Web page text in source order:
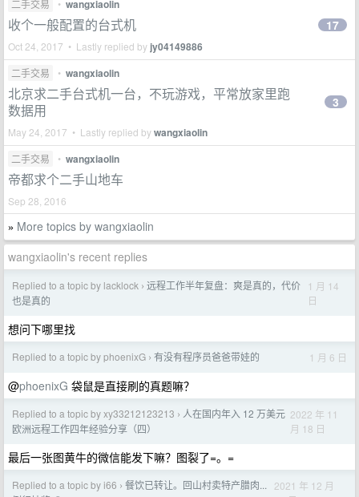
二手交易 • wangxiaolin
收个一般配置的台式机
Oct 24, 2017 • Lastly replied by jy04149886
17
二手交易 • wangxiaolin
北京求二手台式机一台，不玩游戏，平常放家里跑
数据用
May 24, 2017 • Lastly replied bywangxiaolin
3
二手交易 • wangxiaolin
帝都求个二手山地车
Sep 28, 2016
» More topics by wangxiaolin
wangxiaolin's recent replies
Replied to a topic by lacklock › 远程工作半年复盘：爽是真的，代价
也是真的
1 月 14
日
想问下哪里找
Replied to a topic by phoenixG › 有没有程序员爸爸带娃的 1 月 6 日
@phoenixG 袋鼠是直接刷的真题嘛？
Replied to a topic by xy33212123213 › 人在国内年入 12 万美元
欧洲远程工作四年经验分享（四）
2022 年 11
月 18 日
最后一张图黄牛的微信能发下嘛？图裂了=。=
Replied to a topic by i66 › 餐饮已转让。回山村卖特产腊肉...
2021 年 12 月